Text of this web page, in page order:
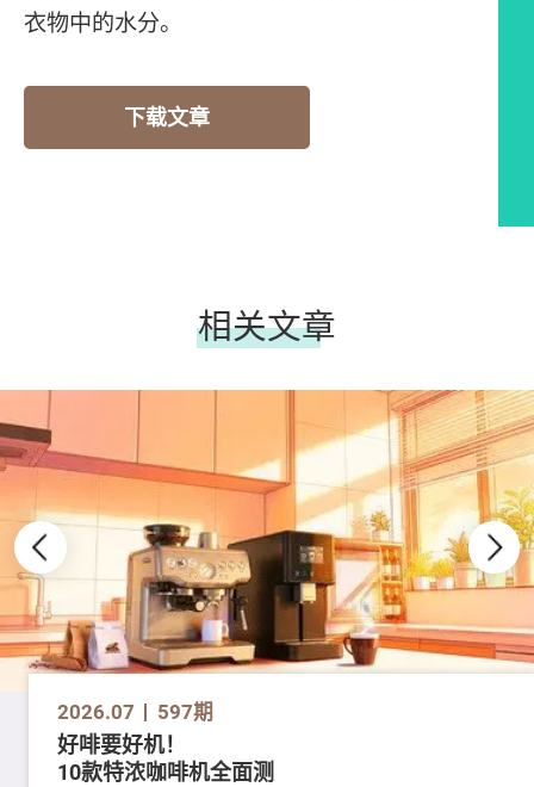
衣物中的水分。
下载文章
相关文章
2026.07 597期
好啡要好机！
10款特浓咖啡机全面测